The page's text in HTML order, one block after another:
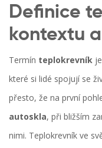
Definice
kontextu
Termín teplokrevník
které si lidé spojují se
přesto, že na první
autoskla, při bližším
nimi. Teplokrevník ve